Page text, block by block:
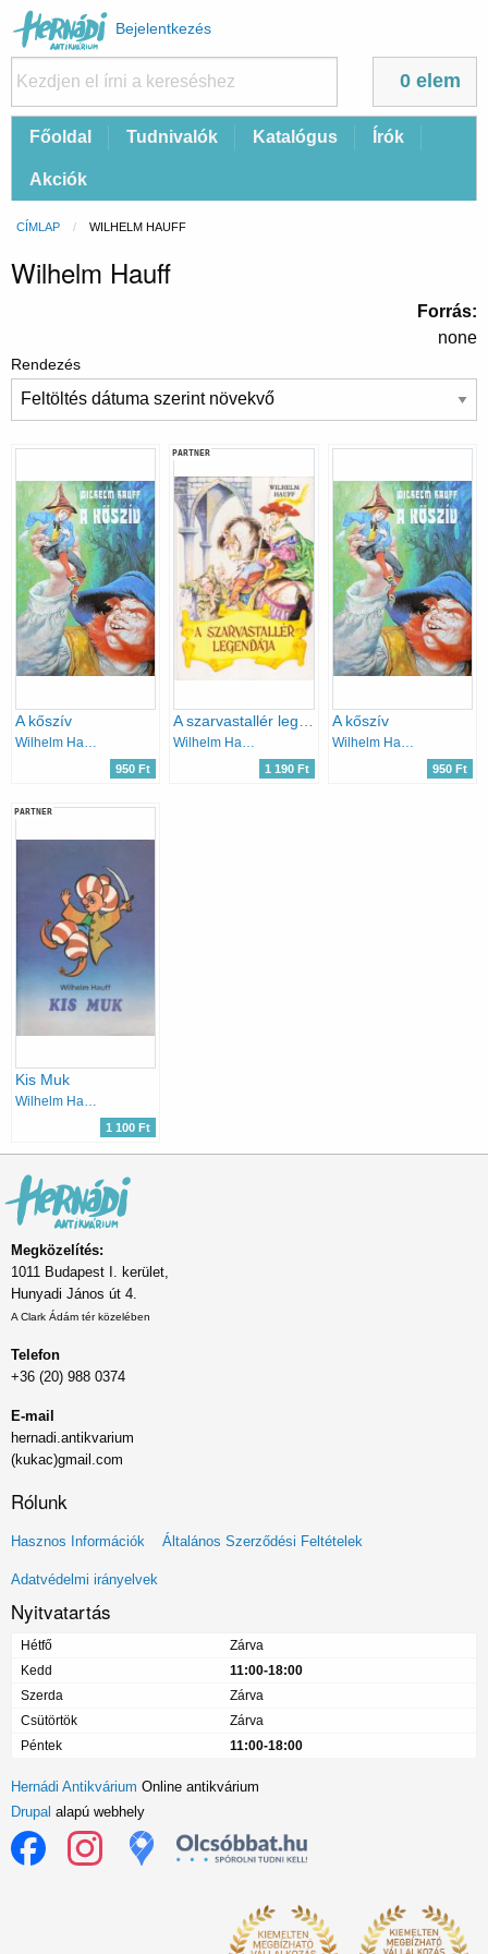
Felhasználói
fiók
menüje
Bejelentkezés
0 elem
FőFőoldal Tudnivalók Katalógus Írók
Akciók
Morzsa
CÍMLAP CURRENT:
WILHELM HAUFF
Wilhelm Hauff
Forrás
none
Rendezés
A kőszív
950 Ft
PARTNER
1 190 Ft
A kőszív
950 Ft
PARTNER
Kis Muk
Wilhelm Hauff
1 100 Ft
Megközelítés:
1011 Budapest I. kerület,
Hunyadi János út 4.
A Clark Ádám tér közelében
Telefon
+36 (20) 988 0374
E-mail
hernadi.antikvarium
(kukac)gmail.com
Rólunk
Lábléc
menü
Hasznos Információk Általános Szerződési Feltételek
Adatvédelmi irányelvek
Nyitvatartás
Hétfő
Zárva
Kedd
11:00-18:00
Szerda
Zárva
Csütörtök
Zárva
Péntek
11:00-18:00
Hernádi Antikvárium Online antikvárium
Drupal alapú webhely